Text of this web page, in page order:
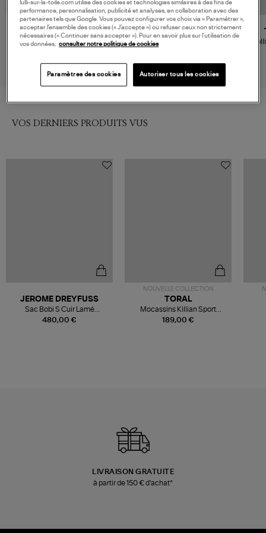
GINETTE NY
Bracelet Multi Perles Nacre,
Collection Fête des Mères
GACHON POTHIER
Bracelet Kaya Nude
VOS DERNIERS PRODUITS VUS
480,00 €
JEROME DREYFUSS
Sac Bobi S Cuir Lamé
Champagne
NOUVELLE COLLECTION
189,00 €
TORAL
Mocassins Killian Sport
Mousse
LIVRAISON GRATUITE
à partir de 150 € d'achat*
lulli-sur-la-toile.com utilise des cookies et technologies similaires à des fins de
performance, personnalisation, publicité et analyses, en collaboration avec des
partenaires tels que Google. Vous pouvez configurer vos choix via « Paramétrer »,
accepter l’ensemble des cookies (« J’accepte ») ou refuser ceux non strictement
nécessaires (« Continuer sans accepter »). Pour en savoir plus sur l’utilisation de
vos données, consulter notre politique de cookies
Paramètres des cookies Autoriser tous les cookies